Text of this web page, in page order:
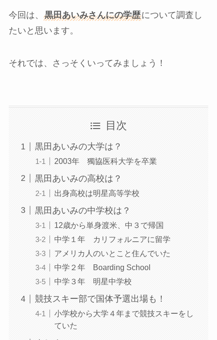
今回は、 黒田あいみさんにの学歴について調査し
たいと思います。
それでは、さっそくいってみましょう！
目次
黒田あいみの大学は？
2003年 獨協医科大学を卒業
黒田あいみの高校は？
出身高校は明星高等学校
黒田あいみの中学校は？
12歳から単身渡米、中３で帰国
中学１年 カリフォルニアに留学
アメリカ人のいとこと住んでいた
中学２年 Boarding School
中学３年 明星中学校
競技スキー部で国体予選出場も！
小学校から大学４年まで競技スキーをし
ていた